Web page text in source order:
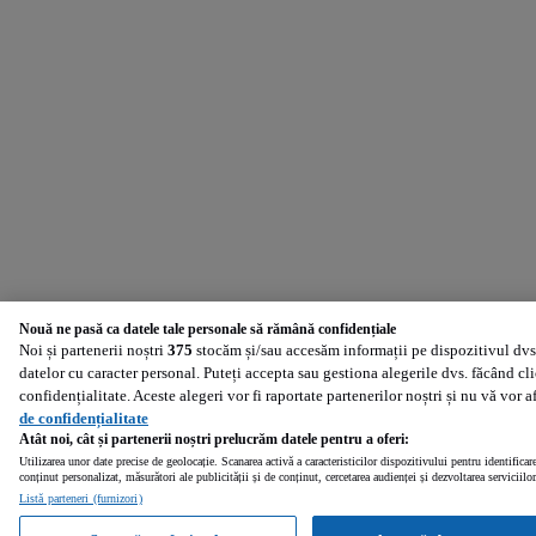
Nouă ne pasă ca datele tale personale să rămână confidențiale
Noi și partenerii noștri 375 stocăm și/sau accesăm informații pe dispozitivul
datelor cu caracter personal. Puteți accepta sau gestiona alegerile dvs. făcând
confidențialitate. Aceste alegeri vor fi raportate partenerilor noștri și nu vă vor
de confidențialitate
Atât noi, cât și partenerii noștri prelucrăm datele pentru a oferi:
Utilizarea unor date precise de geolocație. Scanarea activă a caracteristicilor dispozitivului pentru
conținut personalizat, măsurători ale publicității și de conținut, cercetarea audienței și dezvoltarea
Listă parteneri (furnizori)